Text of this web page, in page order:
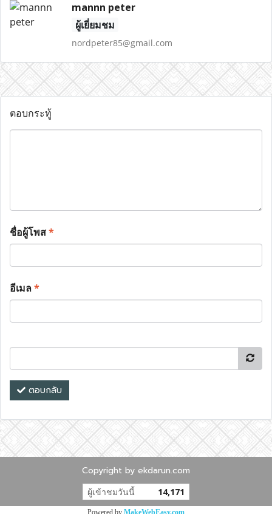
mannn peter
ผู้เยี่ยมชม
nordpeter85@gmail.com
ตอบกระทู้
ชื่อผู้โพส*
อีเมล*
ตอบกลับ
Copyright by ekdarun.com
ผู้เข้าชมวันนี้ 14,171
Powered by MakeWebEasy.com